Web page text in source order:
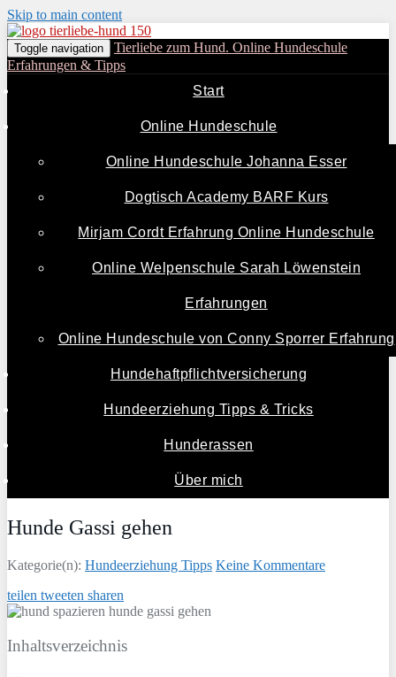
Skip to main content
Toggle navigation
Tierliebe zum Hund. Online Hundeschule
Erfahrungen & Tipps
Start
Online Hundeschule
Online Hundeschule Johanna Esser
Dogtisch Academy BARF Kurs
Mirjam Cordt Erfahrung Online Hundeschule
Online Welpenschule Sarah Löwenstein
Erfahrungen
Online Hundeschule von Conny Sporrer Erfahrung
Hundehaftpflichtversicherung
Hundeerziehung Tipps & Tricks
Hunderassen
Über mich
Hunde Gassi gehen
Kategorie(n): Hundeerziehung Tipps Keine Kommentare
teilen tweeten sharen
Inhaltsverzeichnis